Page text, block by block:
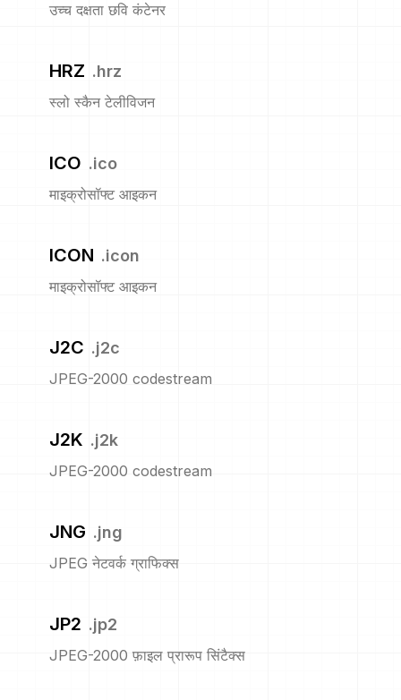
उच्च दक्षता छवि कंटेनर
HRZ .hrz
स्लो स्कैन टेलीविजन
ICO .ico
माइक्रोसॉफ्ट आइकन
ICON .icon
माइक्रोसॉफ्ट आइकन
J2C .j2c
JPEG-2000 codestream
J2K .j2k
JPEG-2000 codestream
JNG .jng
JPEG नेटवर्क ग्राफिक्स
JP2 .jp2
JPEG-2000 फ़ाइल प्रारूप सिंटैक्स